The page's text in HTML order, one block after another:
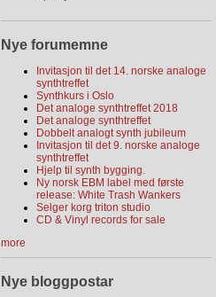
Nye forumemne
Invitasjon til det 14. norske analoge
synthtreffet
Synthkurs i Oslo
Det analoge synthtreffet 2018
Det analoge synthtreffet
Dobbelt analogt synth jubileum
Invitasjon til det 9. norske analoge
synthtreffet
Hjelp til synth bygging.
Ny norsk EBM label med første
release: White Trash Wankers
Selger korg triton studio
CD & Vinyl records for sale
more
Nye bloggpostar